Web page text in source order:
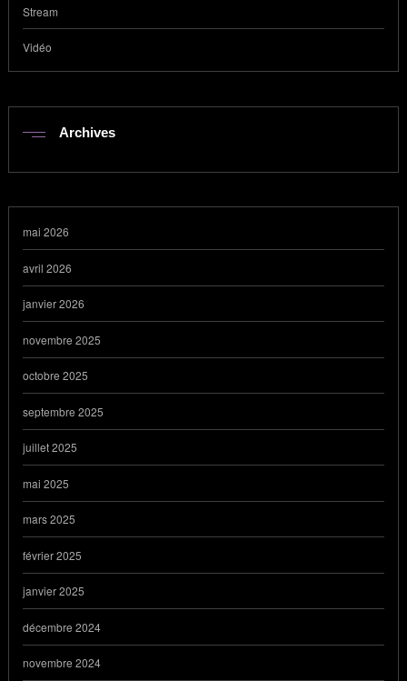
Stream
Vidéo
Archives
mai 2026
avril 2026
janvier 2026
novembre 2025
octobre 2025
septembre 2025
juillet 2025
mai 2025
mars 2025
février 2025
janvier 2025
décembre 2024
novembre 2024